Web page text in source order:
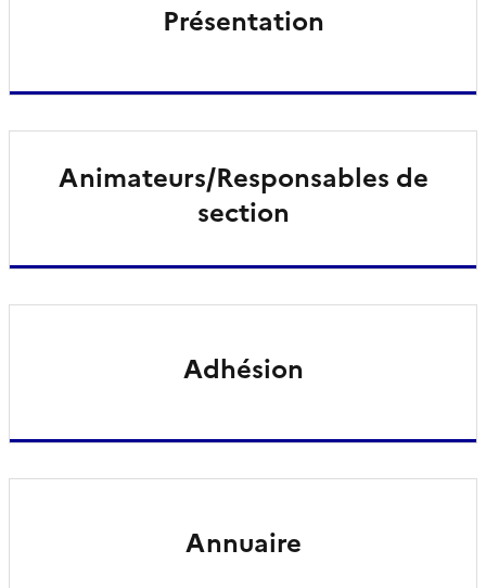
Présentation
Animateurs/Responsables de
section
Adhésion
Annuaire